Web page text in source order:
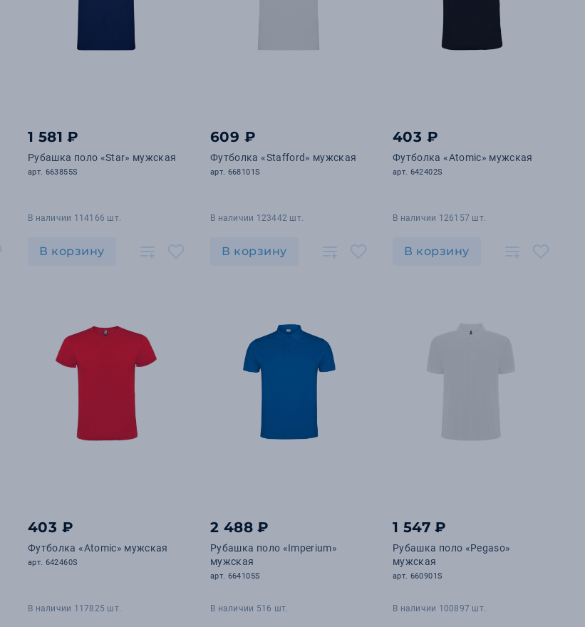
1 581 ₽
Рубашка поло «Star» мужская
арт. 663855S
В наличии 114166 шт.
В корзину
609 ₽
Футболка «Stafford» мужская
арт. 668101S
В наличии 123442 шт.
В корзину
403 ₽
Футболка «Atomic» мужская
арт. 642402S
В наличии 126157 шт.
В корзину
403 ₽
Футболка «Atomic» мужская
арт. 642460S
В наличии 117825 шт.
2 488 ₽
Рубашка поло «Imperium»
мужская
арт. 664105S
В наличии 516 шт.
1 547 ₽
Рубашка поло «Pegaso»
мужская
арт. 660901S
В наличии 100897 шт.